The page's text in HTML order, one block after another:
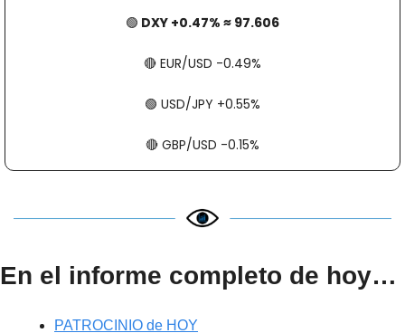
🟢 DXY +0.47% ≈ 97.606
🔴 ​​​​ EUR/USD -0.49%
🟢 ​​​​ USD/JPY +0.55%
🔴 ​​​​ GBP/USD -0.15%
En el informe completo de hoy…
PATROCINIO de HOY